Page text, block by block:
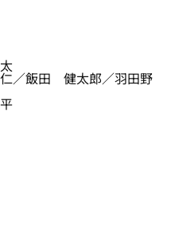
／飯田 健太郎／羽田野